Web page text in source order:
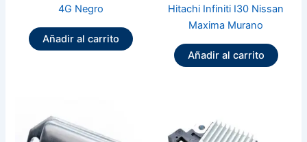
4G Negro
Añadir al carrito
Hitachi Infiniti I30 Nissan
Maxima Murano
Añadir al carrito